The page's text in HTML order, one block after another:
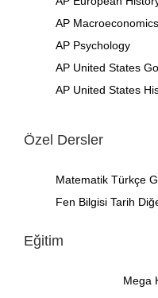
AP Macroeconomics
AP Psychology
AP United States
AP United States
Özel Dersler
Matematik Türkçe
Fen Bilgisi Tarih
Eğitim
Mega